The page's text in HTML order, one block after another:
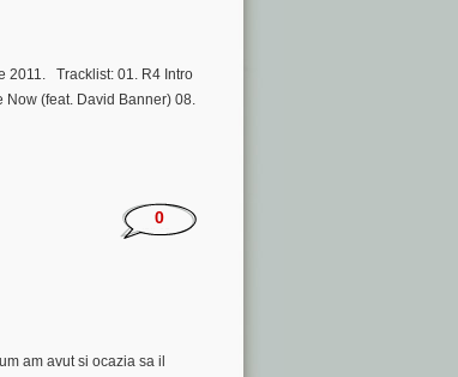
2011. Tracklist: 01. R4 Intro
(feat. David Banner) 08.
0
am avut si ocazia sa il